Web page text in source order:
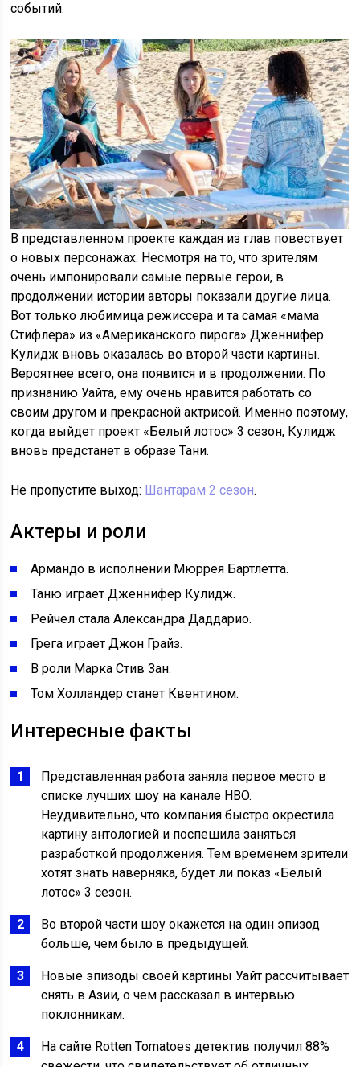
событий.
В представленном проекте каждая из глав повествует
о новых персонажах. Несмотря на то, что зрителям
очень импонировали самые первые герои, в
продолжении истории авторы показали другие лица.
Вот только любимица режиссера и та самая «мама
Стифлера» из «Американского пирога» Дженнифер
Кулидж вновь оказалась во второй части картины.
Вероятнее всего, она появится и в продолжении. По
признанию Уайта, ему очень нравится работать со
своим другом и прекрасной актрисой. Именно поэтому,
когда выйдет проект «Белый лотос» 3 сезон, Кулидж
вновь предстанет в образе Тани.
Не пропустите выход: Шантарам 2 сезон.
Актеры и роли
Армандо в исполнении Мюррея Бартлетта.
Таню играет Дженнифер Кулидж.
Рейчел стала Александра Даддарио.
Грега играет Джон Грайз.
В роли Марка Стив Зан.
Том Холландер станет Квентином.
Интересные факты
Представленная работа заняла первое место в
списке лучших шоу на канале HBO.
Неудивительно, что компания быстро окрестила
картину антологией и поспешила заняться
разработкой продолжения. Тем временем зрители
хотят знать наверняка, будет ли показ «Белый
лотос» 3 сезон.
Во второй части шоу окажется на один эпизод
больше, чем было в предыдущей.
Новые эпизоды своей картины Уайт рассчитывает
снять в Азии, о чем рассказал в интервью
поклонникам.
На сайте Rotten Tomatoes детектив получил 88%